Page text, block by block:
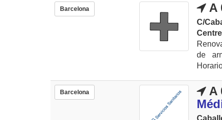
Barcelona A
C/
de
Barcelona
A